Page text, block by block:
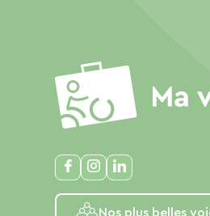
Nos plus belles